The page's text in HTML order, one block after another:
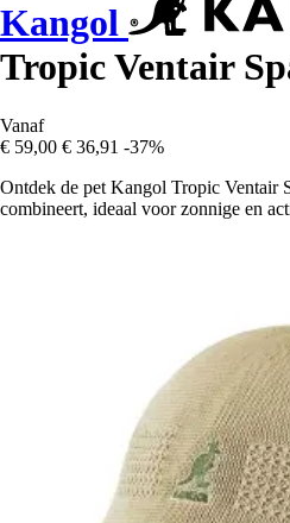
Kangol
Tropic Ventair
Vanaf
€ 59,00 € 36,91 -37%
Ontdek de pet Kangol Tropic Ventair
combineert, ideaal voor zonnige en